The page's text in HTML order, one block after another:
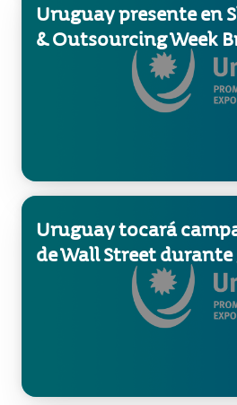
Uruguay presente en
& Outsourcing Week
Uruguay tocará
de Wall Street durante